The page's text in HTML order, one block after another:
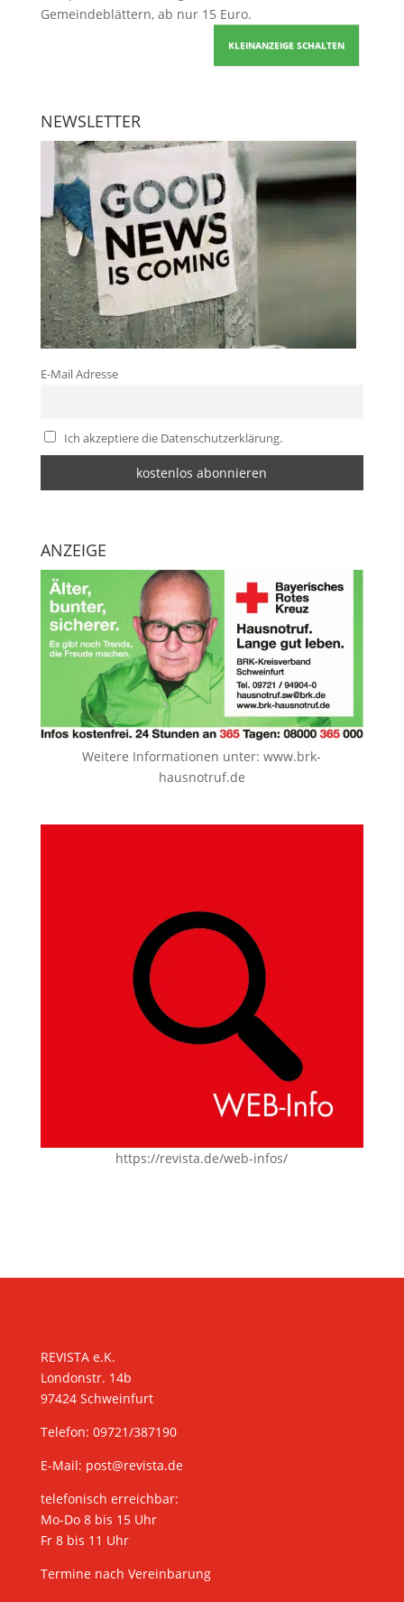
Gemeindeblättern, ab nur 15 Euro.
KLEINANZEIGE SCHALTEN
NEWSLETTER
E-Mail Adresse
Ich akzeptiere die Datenschutzerklärung.
ANZEIGE
Weitere Informationen unter:www.brk-
hausnotruf.de
https://revista.de/web-infos/
REVISTA e.K.
Londonstr. 14b
97424 Schweinfurt
Telefon: 09721/387190
E-Mail: post@revista.de
telefonisch erreichbar:
Mo-Do 8 bis 15 Uhr
Fr 8 bis 11 Uhr
Termine nach Vereinbarung